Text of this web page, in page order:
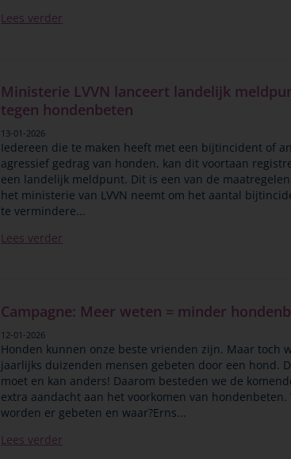
Lees verder
Ministerie LVVN lanceert landelijk
tegen hondenbeten
13-01-2026
Iedereen die te maken heeft met een bijtincident of
agressief gedrag van honden, kan dit voortaan
een landelijk meldpunt. Dit is een van de
het ministerie van LVVN neemt om het aantal
te vermindere...
Lees verder
Campagne: Meer weten = minder
12-01-2026
Honden kunnen onze beste vrienden zijn. Maar toch
jaarlijks duizenden mensen gebeten door een hond.
moet en kan anders! Daarom besteden we de
extra aandacht aan het voorkomen van hondenbeten.
worden er gebeten en waar?Erns...
Lees verder